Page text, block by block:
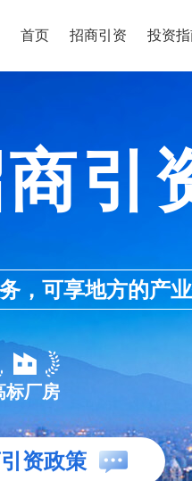
首页 招商引资 投资
引
，可享地方的产
标厂房
资政策